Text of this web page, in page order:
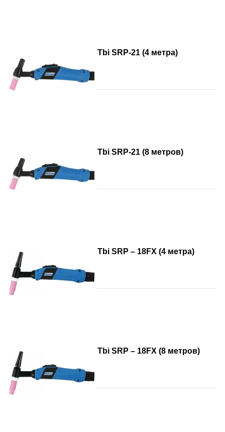
Tbi SRP-21 (4 метра)
Tbi SRP-21 (8 метров)
Tbi SRP – 18FX (4 метра)
Tbi SRP – 18FX (8 метров)